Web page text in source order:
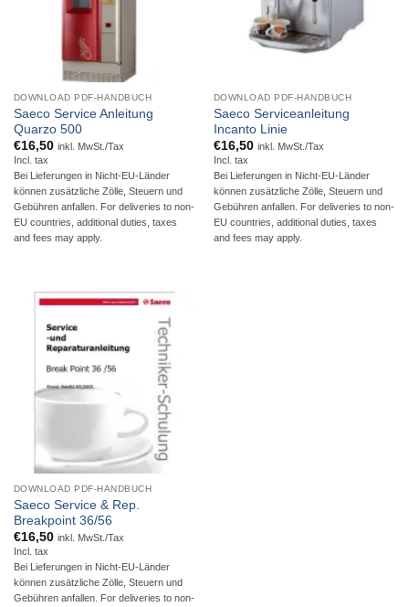
DOWNLOAD PDF-HANDBUCH
Saeco Service Anleitung
Quarzo 500
€16,50 inkl. MwSt./Tax
Incl. tax
Bei Lieferungen in Nicht-EU-Länder
können zusätzliche Zölle, Steuern und
Gebühren anfallen. For deliveries to non-
EU countries, additional duties, taxes
and fees may apply.
DOWNLOAD PDF-HANDBUCH
Saeco Serviceanleitung
Incanto Linie
€16,50 inkl. MwSt./Tax
Incl. tax
Bei Lieferungen in Nicht-EU-Länder
können zusätzliche Zölle, Steuern und
Gebühren anfallen. For deliveries to non-
EU countries, additional duties, taxes
and fees may apply.
DOWNLOAD PDF-HANDBUCH
Saeco Service & Rep.
Breakpoint 36/56
€16,50 inkl. MwSt./Tax
Incl. tax
Bei Lieferungen in Nicht-EU-Länder
können zusätzliche Zölle, Steuern und
Gebühren anfallen. For deliveries to non-